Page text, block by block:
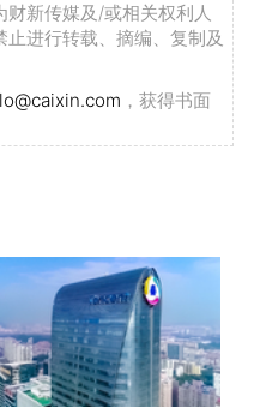
新传媒及/或相关权利人
进行转载、摘编、复制及
，获得书面